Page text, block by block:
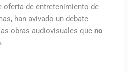
oferta de entretenimiento de
han avivado un debate
obras audiovisuales que no
.